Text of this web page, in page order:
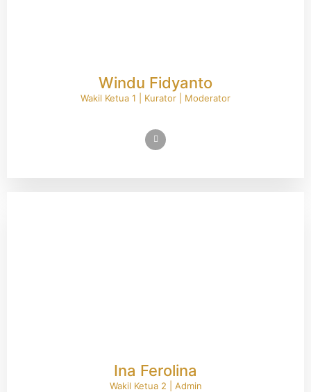
Windu Fidyanto
Wakil Ketua 1 | Kurator | Moderator
Ina Ferolina
Wakil Ketua 2 | Admin